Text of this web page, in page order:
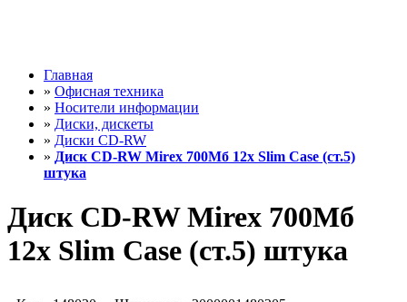
Главная
» Офисная техника
» Носители информации
» Диски, дискеты
» Диски CD-RW
» Диск CD-RW Mirex 700Мб 12x Slim Case (ст.5)
штука
Диск CD-RW Mirex 700Мб
12x Slim Case (ст.5) штука